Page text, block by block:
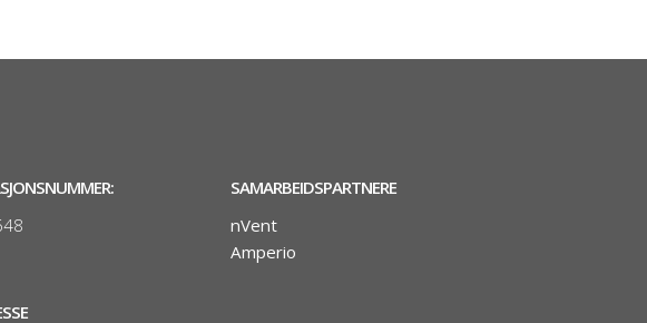
SAMARBEIDSPARTNERE
nVent
Amperio